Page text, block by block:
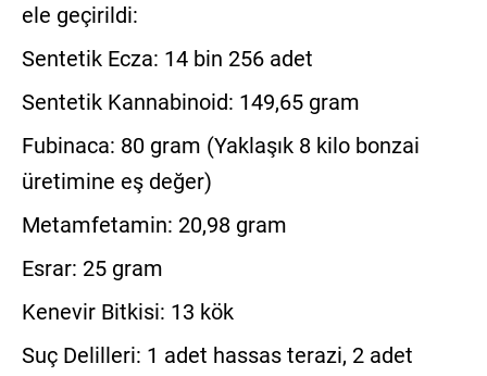
ele geçirildi:
Sentetik Ecza: 14 bin 256 adet
Sentetik Kannabinoid: 149,65 gram
Fubinaca: 80 gram (Yaklaşık 8 kilo bonzai
üretimine eş değer)
Metamfetamin: 20,98 gram
Esrar: 25 gram
Kenevir Bitkisi: 13 kök
Suç Delilleri: 1 adet hassas terazi, 2 adet